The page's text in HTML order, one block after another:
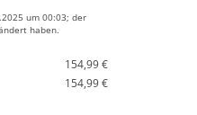
um 00:03; der
haben.
154,99 €
154,99 €